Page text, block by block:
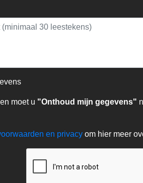
moet u "Onthoud mijn gegevens"
en privacy om hier meer